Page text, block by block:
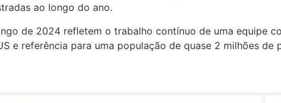
ao longo do ano.
de 2024 refletem o trabalho contínuo de uma equipe
e referência para uma população de quase 2 milhões de